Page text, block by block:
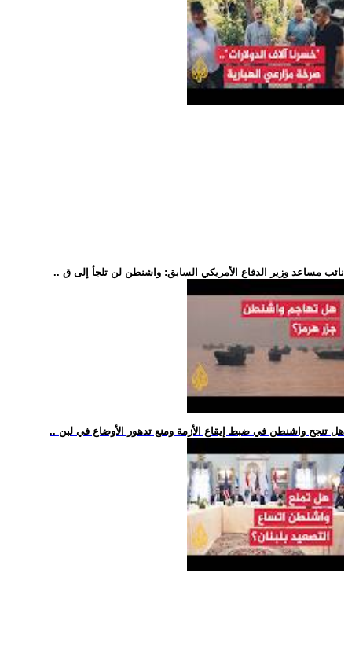
.. نائب مساعد وزير الدفاع الأمريكي السابق: واشنطن لن تلجأ إلى ق
.. هل تنجح واشنطن في ضبط إيقاع الأزمة ومنع تدهور الأوضاع في لبن